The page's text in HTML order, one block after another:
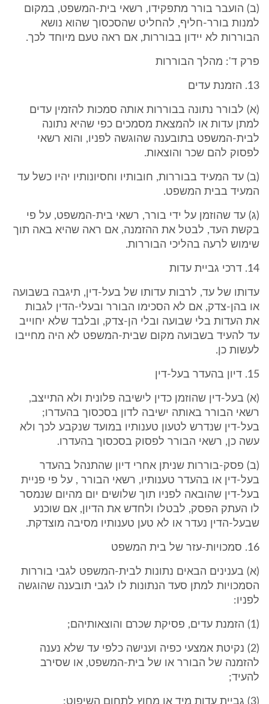
(ב) הועבר בורר מתפקידו, רשאי בית-המשפט, במקום
למנות בורר-חליף, להחליט שהסכסוך שהוא נושא
הבוררות לא יידון בבוררות, אם ראה טעם מיוחד לכך.
פרק ד': מהלך הבוררות
13. הזמנת עדים
(א) לבורר נתונה בבוררות אותה סמכות להזמין עדים
למתן עדות או להמצאת מסמכים כפי שהיא נתונה
לבית-המשפט בתובענה שהוגשה לפניו, והוא רשאי
לפסוק להם שכר והוצאות.
(ב) עד המעיד בבוררות, חובותיו וחסיונותיו יהיו כשל עד
המעיד בבית המשפט.
(ג) עד שהוזמן על ידי בורר, רשאי בית-המשפט, על פי
בקשת העד, לבטל את ההזמנה, אם ראה שהיא באה תוך
שימוש לרעה בהליכי הבוררות.
14. דרכי גביית עדות
עדותו של עד, לרבות עדותו של בעל-דין, תיגבה בשבועה
או בהן-צדק, אם לא הסכימו הבורר ובעלי-הדין לגבות
את העדות בלי שבועה ובלי הן-צדק, ובלבד שלא יחוייב
עד להעיד בשבועה מקום שבית-המשפט לא היה מחייבו
לעשות כן.
15. דיון בהעדר בעל-דין
(א) בעל-דין שהוזמן כדין לישיבה פלונית ולא התייצב,
רשאי הבורר באותה ישיבה לדון בסכסוך בהעדרו;
בעל-דין שנדרש לטעון טענותיו במועד שנקבע לכך ולא
עשה כן, רשאי הבורר לפסוק בסכסוך בהעדרו.
(ב) פסק-בוררות שניתן אחרי דיון שהתנהל בהעדר
בעל-דין או בהעדר טענותיו, רשאי הבורר , על פי פניית
בעל-דין שהובאה לפניו תוך שלושים יום מהיום שנמסר
לו העתק הפסק, לבטלו ולחדש את הדיון, אם שוכנע
שבעל-הדין נעדר או לא טען טענותיו מסיבה מוצדקת.
16. סמכויות-עזר של בית המשפט
(א) בענינים הבאים נתונות לבית-המשפט לגבי בוררות
הסמכויות למתן סעד הנתונות לו לגבי תובענה שהוגשה
לפניו:
(1) הזמנת עדים, פסיקת שכרם והוצאותיהם;
(2) נקיטת אמצעי כפיה וענישה כלפי עד שלא נענה
להזמנה של הבורר או של בית-המשפט, או שסירב
להעיד;
(3) גביית עדות מיד או מחוץ לתחום השיפוט;